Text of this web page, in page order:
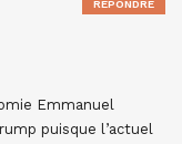
Emmanuel
puisque l’actuel
RÉPONDRE